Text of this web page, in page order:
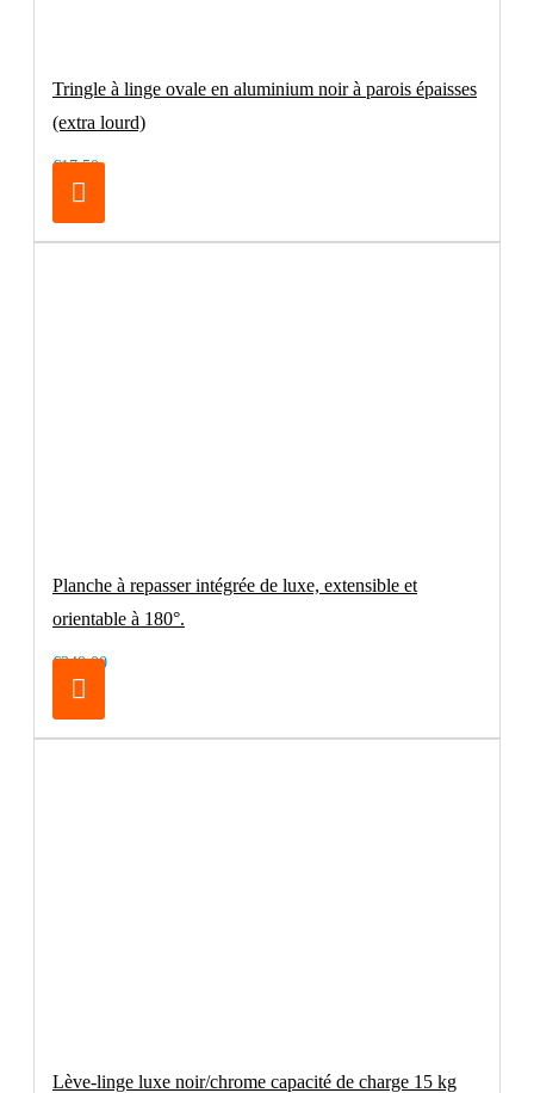
Tringle à linge ovale en aluminium noir à parois épaisses
(extra lourd)
€17.50
Planche à repasser intégrée de luxe, extensible et
orientable à 180°.
€249.00
Lève-linge luxe noir/chrome capacité de charge 15 kg